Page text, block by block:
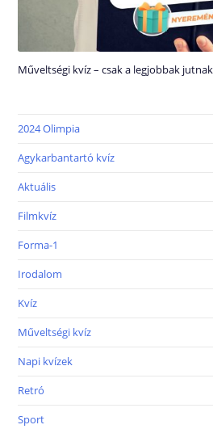
Műveltségi kvíz – csak a legjobbak
2024 Olimpia
Agykarbantartó kvíz
Aktuális
Filmkvíz
Forma-1
Irodalom
Kvíz
Műveltségi kvíz
Napi kvízek
Retró
Sport